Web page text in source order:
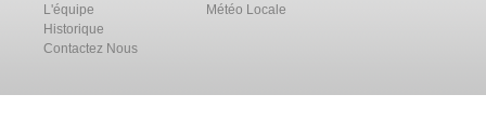
L'équipe
Historique
Contactez Nous
Météo Locale